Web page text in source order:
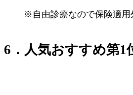
※自由診療なので保険適用
6．人気おすすめ第1